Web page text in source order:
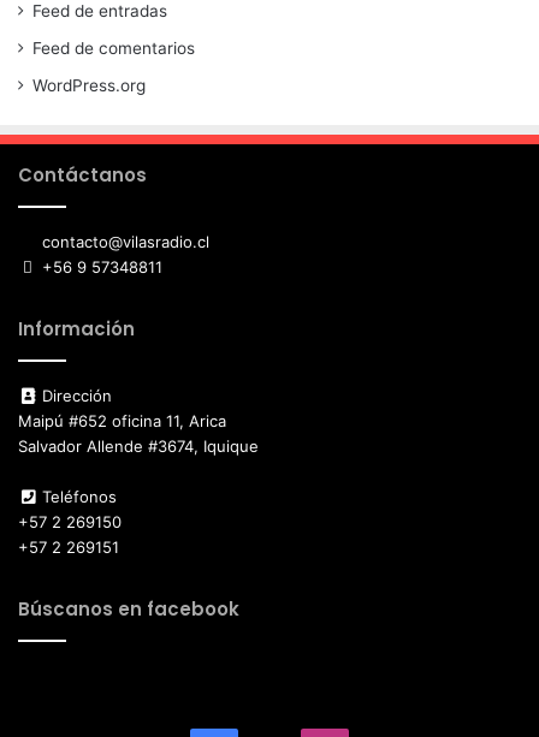
Feed de entradas
Feed de comentarios
WordPress.org
Contáctanos
contacto@vilasradio.cl
+56 9 57348811
Información
Dirección
Maipú #652 oficina 11, Arica
Salvador Allende #3674, Iquique
Teléfonos
+57 2 269150
+57 2 269151
Búscanos en facebook